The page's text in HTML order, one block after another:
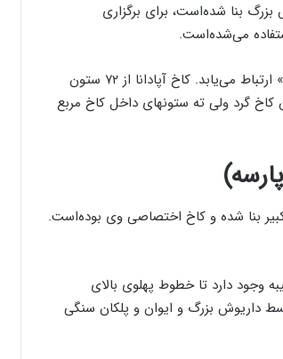
بنا شده‌است، برای برگزاری
می‌شده‌است.
این کاخ توسط پلکانی در قسمت جنوب غربی آن به «کاخ تچرا» یا «کاخ آینه» ارتباط می‌یابد. کاخ آپادانا از ۷۲ ستون
ستونهای ایوان کاخ گرد ولی ته ستونهای داخل کاخ مربع
بنا شده و کاخ اختصاصی وی بوده‌است.
وجود دارد تا خطوط پهلوی بالای
داریوش بزرگ و ایوان و پلکان سنگی